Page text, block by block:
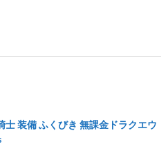
士 装備 ふくびき 無課金ドラクエウ